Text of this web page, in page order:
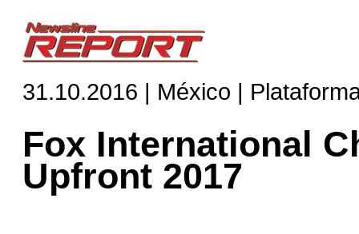
31.10.2016 | México |
Fox International
Upfront 2017